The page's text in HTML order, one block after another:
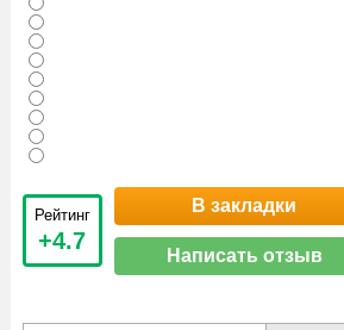
Рейтинг
+4.7
В закладки
Написать отзыв